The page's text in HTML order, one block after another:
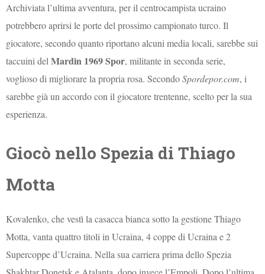
Archiviata l’ultima avventura, per il centrocampista ucraino
potrebbero aprirsi le porte del prossimo campionato turco. Il
giocatore, secondo quanto riportano alcuni media locali, sarebbe sui
taccuini delMardin 1969 Spor, militante in seconda serie,
voglioso di migliorare la propria rosa. SecondoSpordepor.com, i
sarebbe già un accordo con il giocatore trentenne, scelto per la sua
esperienza.
Giocò nello Spezia di Thiago
Motta
Kovalenko, che vestì la casacca bianca sotto la gestione Thiago
Motta, vanta quattro titoli in Ucraina, 4 coppe di Ucraina e 2
Supercoppe d’Ucraina. Nella sua carriera prima dello Spezia